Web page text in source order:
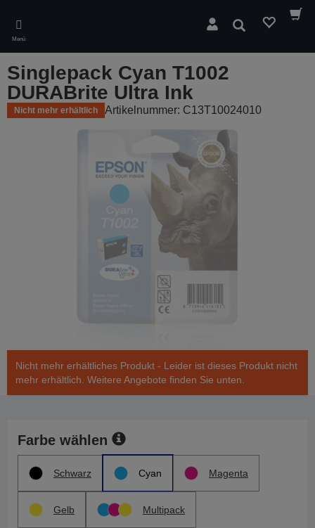
main
content
Menü
Suchen
Singlepack Cyan T1002
DURABrite Ultra Ink
Nicht mehr erhältlich Artikelnummer: C13T10024010
Nicht mehr erhältliches Produkt - Leider ist dieses Produkt nicht
mehr erhältlich. Weitere Angebote finden Sie unten.
Farbe wählen
Schwarz Cyan Magenta
Gelb Multipack